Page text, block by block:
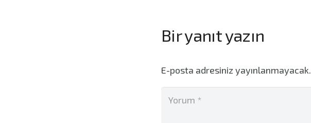
Bir yanıt yazın
E-posta adresiniz yayınlanmayacak.